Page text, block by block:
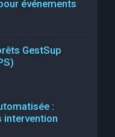
événements
GestSup
:
intervention